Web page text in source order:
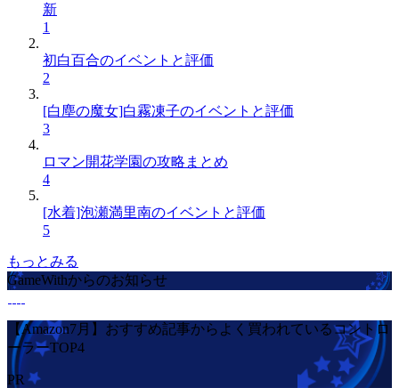
新
1
初白百合のイベントと評価
2
[白塵の魔女]白霧凍子のイベントと評価
3
ロマン開花学園の攻略まとめ
4
[水着]泡瀬満里南のイベントと評価
5
もっとみる
GameWithからのお知らせ
【Amazon7月】おすすめ記事からよく買われているコントロ
ーラーTOP4
PR